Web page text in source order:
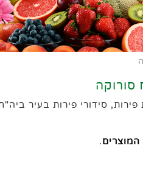
סורוקה
סידורי פירות בעיר
המוצרים.